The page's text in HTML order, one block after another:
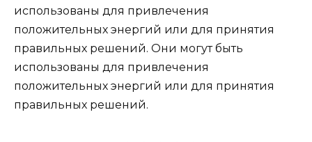
использованы для привлечения
положительных энергий или для принятия
правильных решений. Они могут быть
использованы для привлечения
положительных энергий или для принятия
правильных решений.